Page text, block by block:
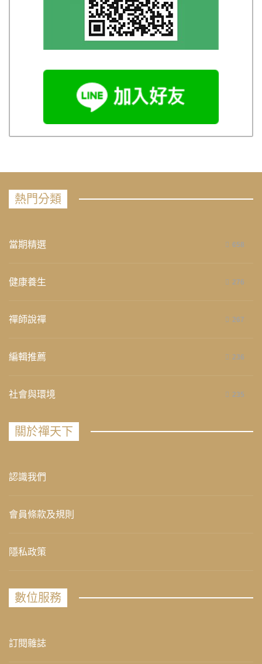
熱門分類
當期精選 658
健康養生 276
禪師說禪 267
編輯推薦 236
社會與環境 235
關於禪天下
認識我們
會員條款及規則
隱私政策
數位服務
訂閱雜誌